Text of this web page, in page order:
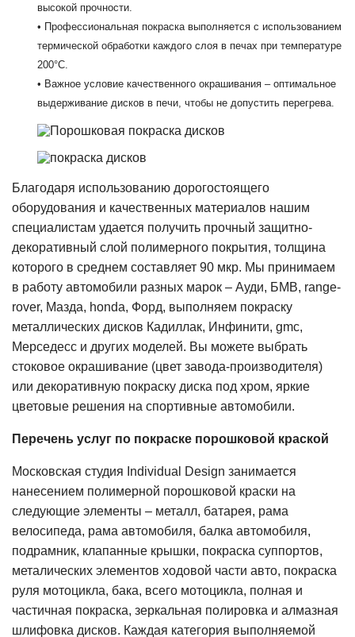
высокой прочности.
• Профессиональная покраска выполняется с использованием
термической обработки каждого слоя в печах при температуре
200°C.
• Важное условие качественного окрашивания – оптимальное
выдерживание дисков в печи, чтобы не допустить перегрева.
Благодаря использованию дорогостоящего
оборудования и качественных материалов нашим
специалистам удается получить прочный защитно-
декоративный слой полимерного покрытия, толщина
которого в среднем составляет 90 мкр. Мы принимаем
в работу автомобили разных марок – Ауди, БМВ, range-
rover, Мазда, honda, Форд, выполняем покраску
металлических дисков Кадиллак, Инфинити, gmc,
Мерседесс и других моделей. Вы можете выбрать
стоковое окрашивание (цвет завода-производителя)
или декоративную покраску диска под хром, яркие
цветовые решения на спортивные автомобили.
Перечень услуг по покраске порошковой краской
Московская студия Individual Design занимается
нанесением полимерной порошковой краски на
следующие элементы – металл, батарея, рама
велосипеда, рама автомобиля, балка автомобиля,
подрамник, клапанные крышки, покраска суппортов,
металических элементов ходовой части авто, покраска
руля мотоцикла, бака, всего мотоцикла, полная и
частичная покраска, зеркальная полировка и алмазная
шлифовка дисков. Каждая категория выполняемой